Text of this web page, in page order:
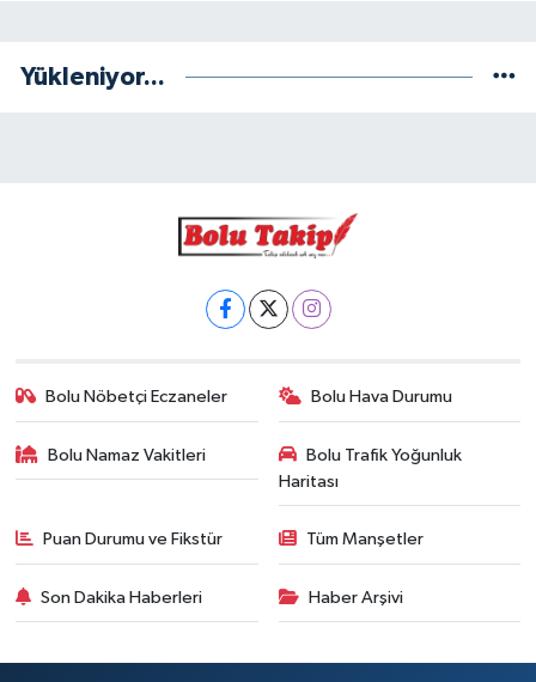
Yükleniyor...
Bolu Nöbetçi Eczaneler Bolu Hava Durumu
Bolu Namaz Vakitleri
Bolu Trafik Yoğunluk
Haritası
Puan Durumu ve Fikstür Tüm Manşetler
Son Dakika Haberleri Haber Arşivi